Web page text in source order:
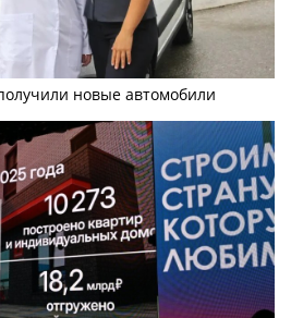
новые автомобили